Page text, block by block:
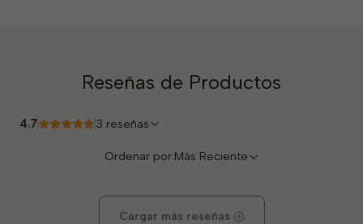
Reseñas de Productos
4.7 3 reseñas
Ordenar por:Más Reciente
Cargar más reseñas